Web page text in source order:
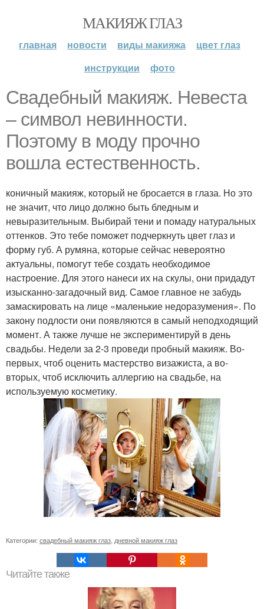
МАКИЯЖ ГЛАЗ
главная новости виды макияжа
цвет глаз
инструкции
фото
Свадебный макияж. Невеста
– символ невинности.
Поэтому в моду прочно
вошла естественность.
коничный макияж, который не бросается в глаза. Но это
не значит, что лицо должно быть бледным и
невыразительным. Выбирай тени и помаду натуральных
оттенков. Это тебе поможет подчеркнуть цвет глаз и
форму губ. А румяна, которые сейчас невероятно
актуальны, помогут тебе создать необходимое
настроение. Для этого нанеси их на скулы, они придадут
изысканно-загадочный вид. Самое главное не забудь
замаскировать на лице «маленькие недоразумения». По
закону подлости они появляются в самый неподходящий
момент. А также лучше не экспериментируй в день
свадьбы. Недели за 2-3 проведи пробный макияж. Во-
первых, чтоб оценить мастерство визажиста, а во-
вторых, чтоб исключить аллергию на свадьбе, на
используемую косметику.
Категории: свадебный макияж глаз дневной макияж глаз
Читайте также